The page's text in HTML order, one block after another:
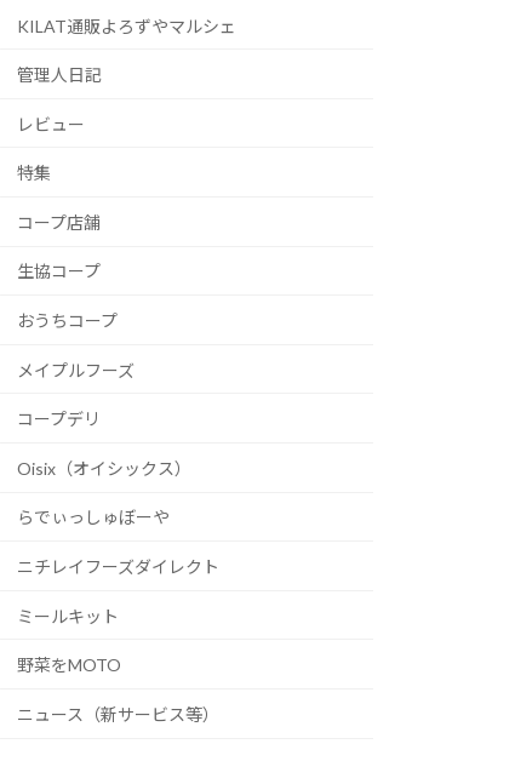
KILAT通販よろずやマルシェ
管理人日記
レビュー
特集
コープ店舗
生協コープ
おうちコープ
メイプルフーズ
コープデリ
Oisix（オイシックス）
らでぃっしゅぼーや
ニチレイフーズダイレクト
ミールキット
野菜をMOTO
ニュース（新サービス等）